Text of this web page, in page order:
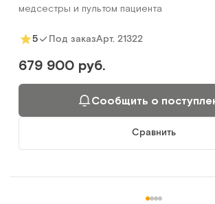
медсестры и пультом пациента
5 Под заказАрт. 21322
679 900 руб.
Сообщить о
Сравнить